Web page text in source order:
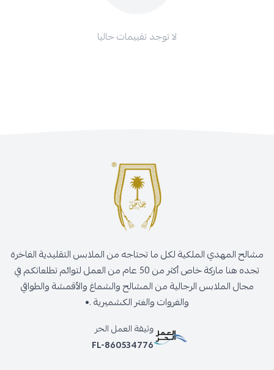
لا توجد تقييمات حاليا
مشالح المهدي الملكية لكل ما تحتاجه من الملابس التقليدية الفاخرة
تجده هنا ماركة خاص أكثر من 50 عام من العمل لتوائم تطلعاتكم في
مجال الملابس الرجالية من المشالح والشماغ والأقمشة والطواقي
والفروات والغتر الكشميرية .•
وثيقة العمل الحر
FL-860534776